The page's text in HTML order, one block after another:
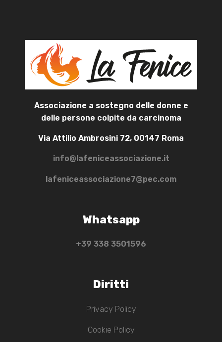
Associazione a sostegno delle donne e
delle persone colpite da carcinoma
Via Attilio Ambrosini 72, 00147 Roma
info@lafeniceassociazione.it
lafeniceassociazione7@pec.com
Whatsapp
+39 ‭338 3501596‬
Diritti
Privacy Policy
Cookie Policy